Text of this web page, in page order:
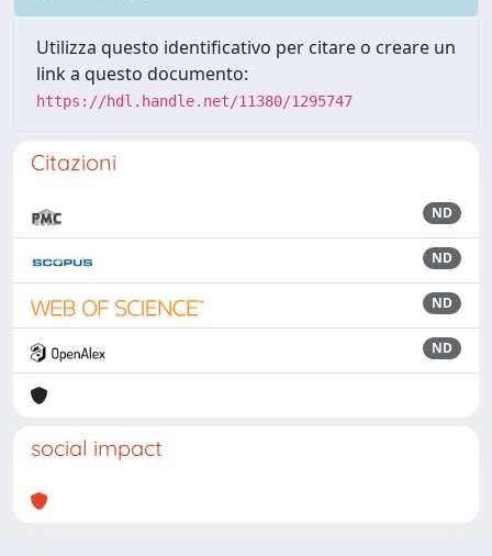
Utilizza questo identificativo per citare o creare un
link a questo documento:
https://hdl.handle.net/11380/1295747
Citazioni
ND
ND
ND
ND
social impact